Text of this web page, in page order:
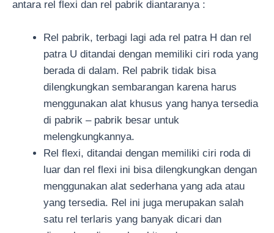
antara rel flexi dan rel pabrik diantaranya :
Rel pabrik, terbagi lagi ada rel patra H dan rel
patra U ditandai dengan memiliki ciri roda yang
berada di dalam. Rel pabrik tidak bisa
dilengkungkan sembarangan karena harus
menggunakan alat khusus yang hanya tersedia
di pabrik – pabrik besar untuk
melengkungkannya.
Rel flexi, ditandai dengan memiliki ciri roda di
luar dan rel flexi ini bisa dilengkungkan dengan
menggunakan alat sederhana yang ada atau
yang tersedia. Rel ini juga merupakan salah
satu rel terlaris yang banyak dicari dan